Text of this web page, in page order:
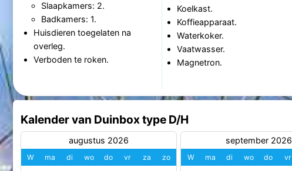
Slaapkamers: 2.
Badkamers: 1.
Huisdieren toegelaten na
overleg.
Verboden te roken.
Koelkast.
Koffieapparaat.
Waterkoker.
Vaatwasser.
Magnetron.
Kalender van Duinbox type D/H
augustus 2026
W ma di wo do vr za zo
september 2026
W ma di wo do vr